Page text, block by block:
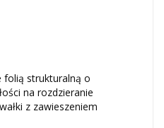
folią strukturalną o
na rozdzieranie
z zawieszeniem